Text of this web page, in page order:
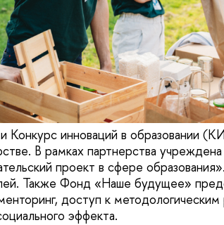
инноваций в образовании
В рамках партнерства
проект в сфере
Также Фонд «Наше будущее»
доступ к
эффекта.